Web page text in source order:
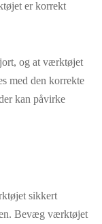
er korrekt
og at værktøjet
med den korrekte
kan påvirke
sikkert
Bevæg værktøjet